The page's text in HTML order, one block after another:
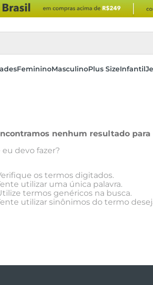
FemininoMasculinoPlus SizeInfantil
nenhum resultado para
eu devo fazer?
os termos digitados.
utilizar uma única palavra.
termos genéricos na busca.
utilizar sinônimos do termo